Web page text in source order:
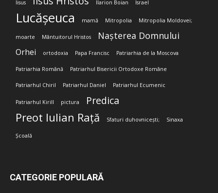
Iisus Ilarion Boian Israel
Lucășeuca mamă Mitropolia Mitropolia Moldovei;
moarte Mântuitorul Hristos Nașterea Domnului
Orhei ortodoxia Papa Francisc Patriarhia de la Moscova
Patriarhia Română Patriarhul Bisericii Ortodoxe Române
Patriarhul Chiril Patriarhul Daniel Patriarhul Ecumenic
Patriarhul Kirill pictura Predica
Preot Iulian Rață Sfaturi duhovnicești; Sinaxa
Școală
CATEGORIE POPULARĂ